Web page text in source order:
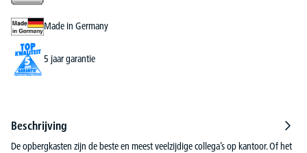
Made in Germany
5 jaar garantie
Beschrijving
De opbergkasten zijn de beste en meest veelzijdige collega’s op kantoor. Of het